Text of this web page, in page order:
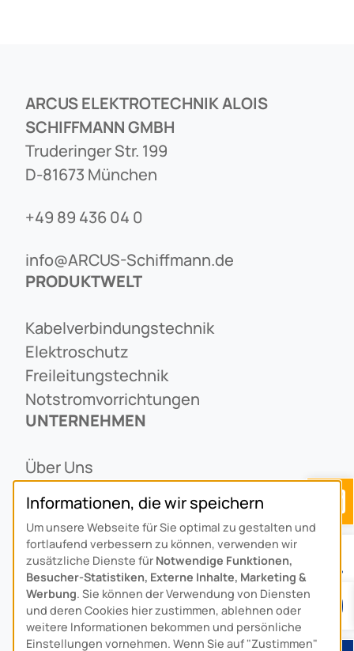
ARCUS ELEKTROTECHNIK ALOIS
SCHIFFMANN GMBH
Truderinger Str. 199
D-81673 München
+49 89 436 04 0
info@ARCUS-Schiffmann.de
PRODUKTWELT
Kabelverbindungstechnik
Elektroschutz
Freileitungstechnik
Notstromvorrichtungen
UNTERNEHMEN
Über Uns
Alois Schiffmann Stiftung
Allgemeine Lieferbedingungen
Arcus Niederlande: Bedrijfsgegevens
KONTAKT
Anfahrt
Informationen, die wir speichern
Um unsere Webseite für Sie optimal zu gestalten und
fortlaufend verbessern zu können, verwenden wir
zusätzliche Dienste für Notwendige Funktionen,
Besucher-Statistiken, Externe Inhalte, Marketing &
Werbung. Sie können der Verwendung von Diensten
und deren Cookies hier zustimmen, ablehnen oder
weitere Informationen bekommen und persönliche
Einstellungen vornehmen. Wenn Sie auf "Zustimmen"